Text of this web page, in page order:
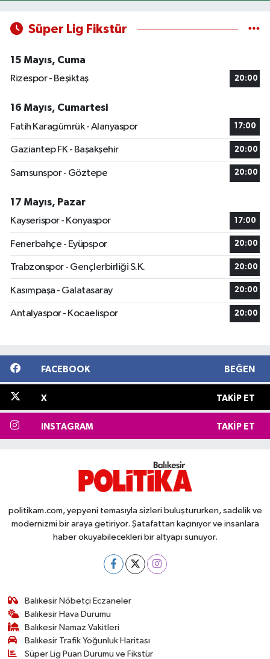
Süper Lig Fikstür
15 Mayıs, Cuma
Rizespor - Beşiktaş
20:00
16 Mayıs, Cumartesi
Fatih Karagümrük - Alanyaspor
17:00
Gaziantep FK - Başakşehir 20:00
Samsunspor - Göztepe 20:00
17 Mayıs, Pazar
Kayserispor - Konyaspor
17:00
Fenerbahçe - Eyüpspor 20:00
Trabzonspor - Gençlerbirliği S.K. 20:00
Kasımpaşa - Galatasaray 20:00
Antalyaspor - Kocaelispor 20:00
FACEBOOK BEĞEN
X TAKIP ET
INSTAGRAM TAKIP ET
politikam.com, yepyeni temasıyla sizleri buluştururken, sadelik ve
modernizmi bir araya getiriyor. Şatafattan kaçınıyor ve insanlara
haber okuyabilecekleri bir altyapı sunuyor.
Balıkesir Nöbetçi Eczaneler
Balıkesir Hava Durumu
Balıkesir Namaz Vakitleri
Balıkesir Trafik Yoğunluk Haritası
Süper Lig Puan Durumu ve Fikstür